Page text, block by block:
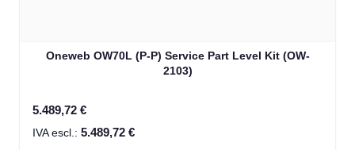
Oneweb OW70L (P-P) Service Part Level Kit (OW-
2103)
5.489,72 €
5.489,72 €